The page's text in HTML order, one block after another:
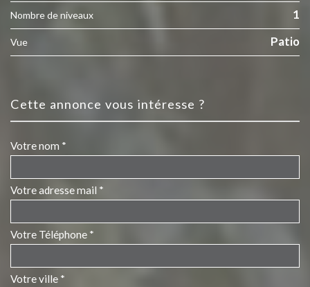
Nombre de niveaux 1
Vue Patio
cette annonce vous intéresse ?
Votre nom *
Votre adresse mail *
Votre Téléphone *
Votre ville *